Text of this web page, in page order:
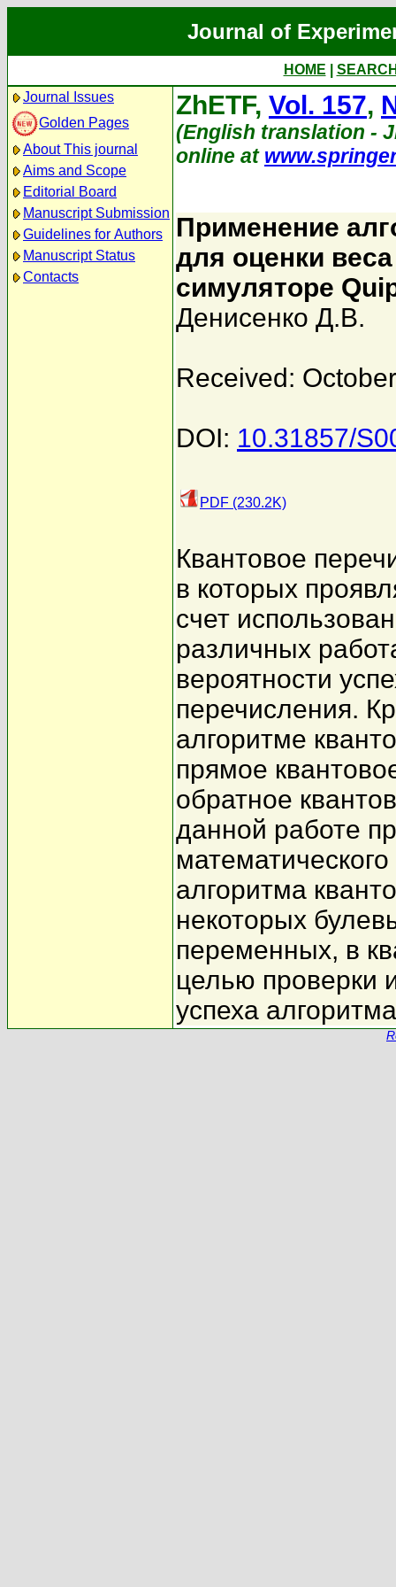
Journal of
HOME
Journal Issues
Golden Pages
About This journal
Aims and Scope
Editorial Board
Manuscript Submission
Guidelines for Authors
Manuscript Status
Contacts
ZhETF, Vol. 157,
(English translation -
online at
Применение
для оценки
симуляторе
Денисенко Д.В.
Received:
DOI: 10.31857/
PDF (230.2K)
Квантовое
в которых
счет
различных
вероятности
перечисления.
алгоритме
прямое
обратное
данной работе
алгоритма
некоторых
переменных, в
целью проверки
успеха